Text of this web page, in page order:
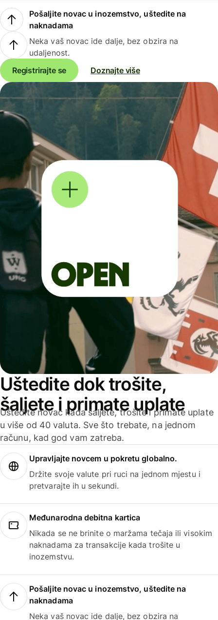
Pošaljite novac u inozemstvo, uštedite na
naknadama
Neka vaš novac ide dalje, bez obzira na
udaljenost.
Registrirajte se
Doznajte više
Uštedite dok trošite,
šaljete i primate uplate
Uštedite novac kada šaljete, trošite i primate uplate
u više od 40 valuta. Sve što trebate, na jednom
računu, kad god vam zatreba.
Upravljajte novcem u pokretu globalno.
Držite svoje valute pri ruci na jednom mjestu i
pretvarajte ih u sekundi.
Međunarodna debitna kartica
Nikada se ne brinite o maržama tečaja ili visokim
naknadama za transakcije kada trošite u
inozemstvu.
Pošaljite novac u inozemstvo, uštedite na
naknadama
Neka vaš novac ide dalje, bez obzira na